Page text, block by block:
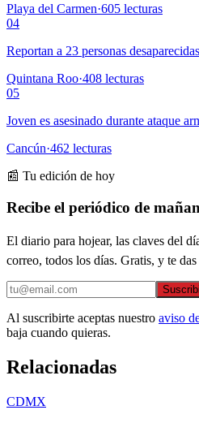
Playa del Carmen·605 lecturas
04
Reportan a 23 personas
Quintana Roo·408 lecturas
05
Joven es asesinado durante ataque
Cancún·462 lecturas
📰 Tu edición de hoy
Recibe el periódico de
El diario para hojear, las claves del
correo, todos los días. Gratis, y te
Al suscribirte aceptas nuestro aviso
baja cuando quieras.
Relacionadas
CDMX